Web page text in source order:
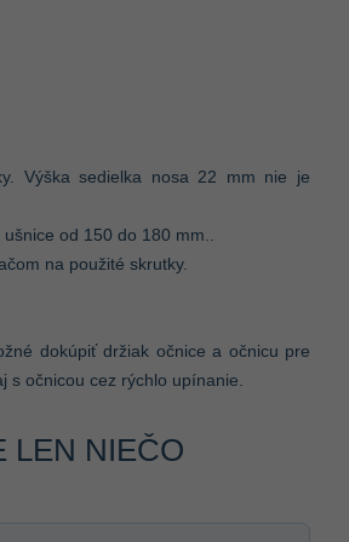
Výška sedielka nosa 22 mm nie je
od 150 do 180 mm..
na použité skrutky.
dokúpiť držiak očnice a očnicu pre
očnicou cez rýchlo upínanie.
LEN NIEČO